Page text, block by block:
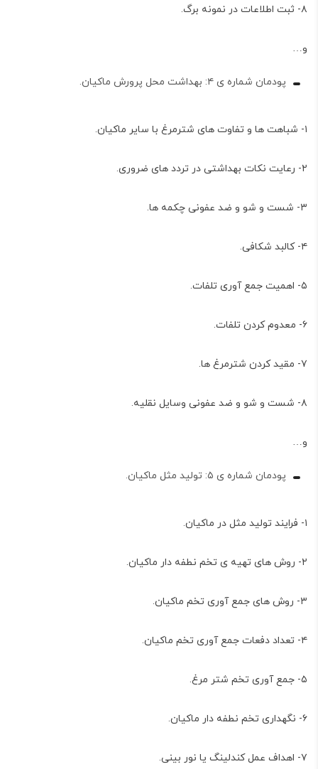
۸- ثبت اطلاعات در نمونه برگ.
و…
پودمان شماره ی ۴: بهداشت محل پرورش ماکیان.
۱- شباهت ها و تفاوت های شترمرغ با سایر ماکیان.
۲- رعایت نکات بهداشتی در تردد های ضروری.
۳- شست و شو و ضد عفونی چکمه ها.
۴- کالبد شکافی.
۵- اهمیت جمع آوری تلفات.
۶- معدوم کردن تلفات.
۷- مقید کردن شترمرغ ها.
۸- شست و شو و ضد عفونی وسایل نقلیه.
و…
پودمان شماره ی ۵: تولید مثل ماکیان.
۱- فرایند تولید مثل در ماکیان.
۲- روش های تهیه ی تخم نطفه دار ماکیان.
۳- روش های جمع آوری تخم ماکیان.
۴- تعداد دفعات جمع آوری تخم ماکیان.
۵- جمع آوری تخم شتر مرغ.
۶- نگهداری تخم نطفه دار ماکیان.
۷- اهداف عمل کندلینگ یا نور بینی.